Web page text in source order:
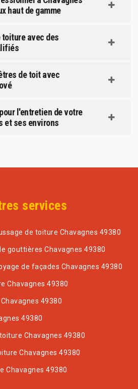
haut de gamme
avec des
de toit avec
l'entretien de votre
et ses environs
services
de toiture Chavagnes 49380
gouttières Chavagnes 49380
de façades Chavagnes 49380
Chavagnes 49380
49380
49380
Chavagnes 49380
Chavagnes 49380
Chavagnes 49380